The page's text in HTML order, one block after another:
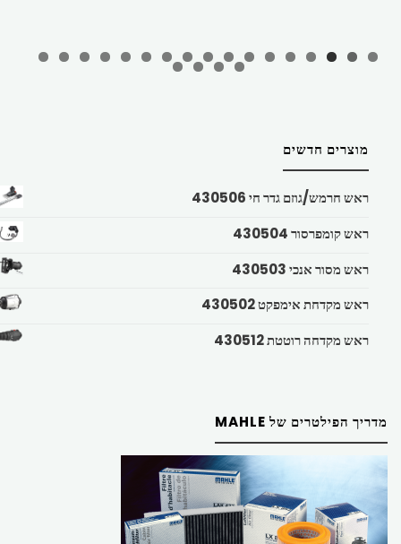
מוצרים חדשים
ראש חרמש/גוזם גדר חי 430506
ראש קומפרסור 430504
ראש מסור אנכי 430503
ראש מקדחת אימפקט 430502
ראש מקדחה רוטטת 430512
מדריך הפילטרים של MAHLE